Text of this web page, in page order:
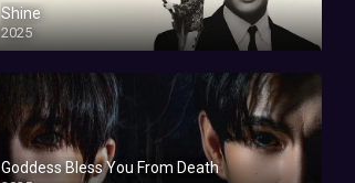
Shine
2025
Goddess Bless You From Death